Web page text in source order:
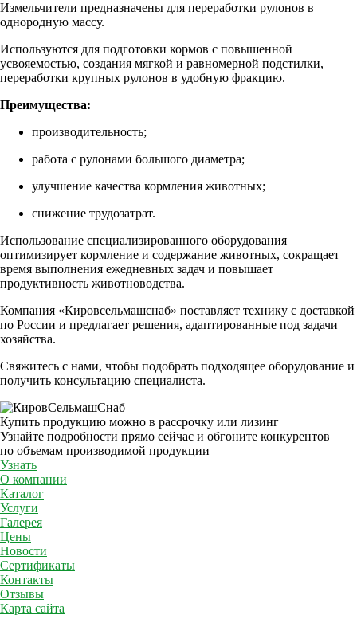
Измельчители предназначены для переработки рулонов в
однородную массу.
Используются для подготовки кормов с повышенной
усвояемостью, создания мягкой и равномерной подстилки,
переработки крупных рулонов в удобную фракцию.
Преимущества:
производительность;
работа с рулонами большого диаметра;
улучшение качества кормления животных;
снижение трудозатрат.
Использование специализированного оборудования
оптимизирует кормление и содержание животных, сокращает
время выполнения ежедневных задач и повышает
продуктивность животноводства.
Компания «Кировсельмашснаб» поставляет технику с доставкой
по России и предлагает решения, адаптированные под задачи
хозяйства.
Свяжитесь с нами, чтобы подобрать подходящее оборудование и
получить консультацию специалиста.
Купить продукцию можно в рассрочку или лизинг
Узнайте подробности прямо сейчас и обгоните конкурентов
по объемам производимой продукции
Узнать
О компании
Каталог
Услуги
Галерея
Цены
Новости
Сертификаты
Контакты
Отзывы
Карта сайта